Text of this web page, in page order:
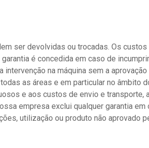
ser devolvidas ou trocadas. Os
é concedida em caso de
na máquina sem a
as áreas e em particular no âmbito
e aos custos de envio e transporte,
empresa exclui qualquer garantia
utilização ou produto não aprovado